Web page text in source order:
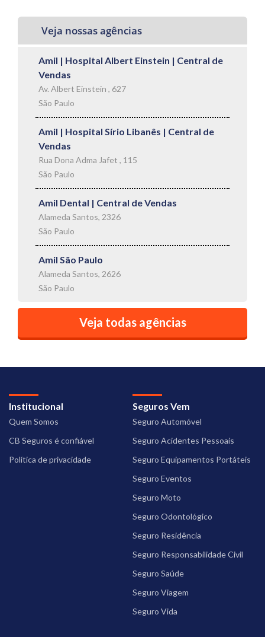
Veja nossas agências
Amil | Hospital Albert Einstein | Central de
Vendas
Av. Albert Einstein , 627
São Paulo
Amil | Hospital Sírio Libanês | Central de
Vendas
Rua Dona Adma Jafet , 115
São Paulo
Amil Dental | Central de Vendas
Alameda Santos, 2326
São Paulo
Amil São Paulo
Alameda Santos, 2626
São Paulo
Veja todas agências
Institucional
Quem Somos
CB Seguros é confiável
Política de privacidade
Seguros Vem
Seguro Automóvel
Seguro Acidentes Pessoais
Seguro Equipamentos Portáteis
Seguro Eventos
Seguro Moto
Seguro Odontológico
Seguro Residência
Seguro Responsabilidade Civil
Seguro Saúde
Seguro Viagem
Seguro Vida